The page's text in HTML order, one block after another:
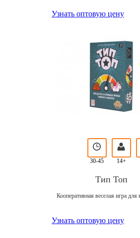
Узнать оптовую цену
30-45 14+
Тип Топ
Кооперативная веселая игра для
Узнать оптовую цену